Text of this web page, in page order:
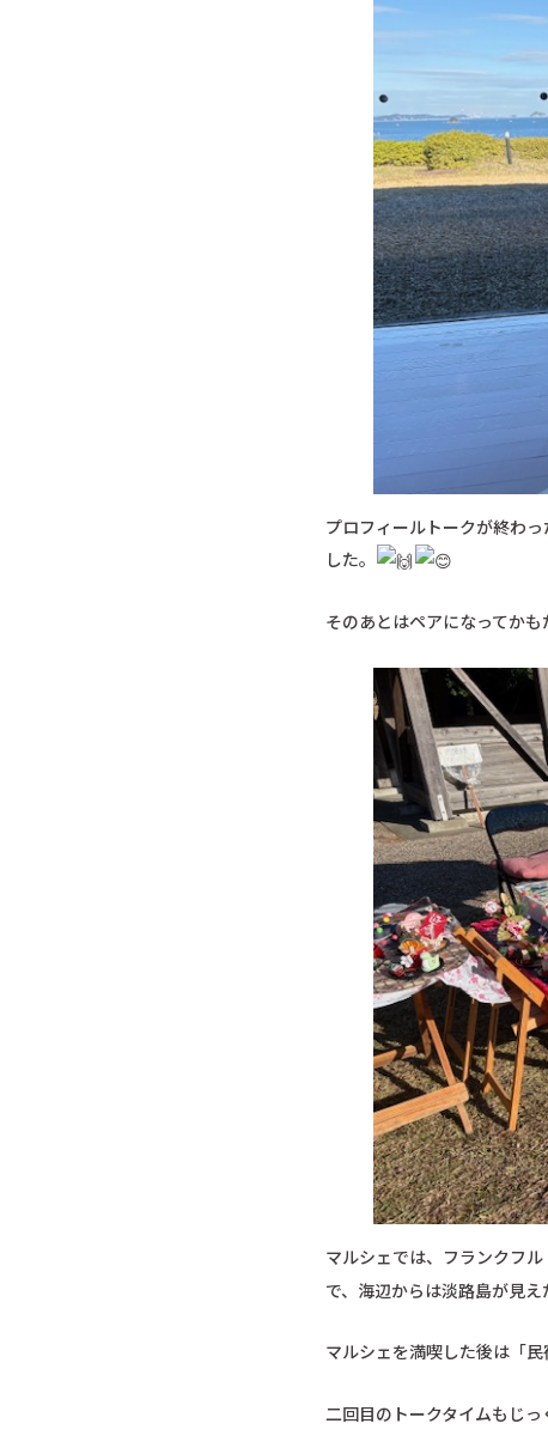
プロフィールトークが終わ
した。
そのあとはペアになってか
マルシェでは、フランクフル
で、海辺からは淡路島が見え
マルシェを満喫した後は「
二回目のトークタイムもじっ